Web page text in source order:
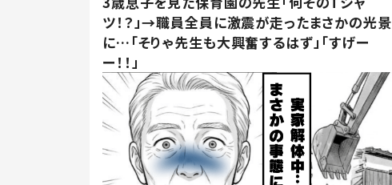
ツ！？」→職員全員に激震が走ったまさかの光景
に…「そりゃ先生も大興奮するはず」「すげー
ー！！」